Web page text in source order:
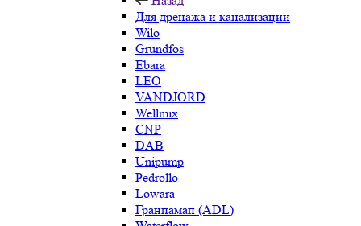
Для дренажа и канализации
Wilo
Grundfos
Ebara
LEO
VANDJORD
Wellmix
CNP
DAB
Unipump
Pedrollo
Lowara
Гранпамап (ADL)